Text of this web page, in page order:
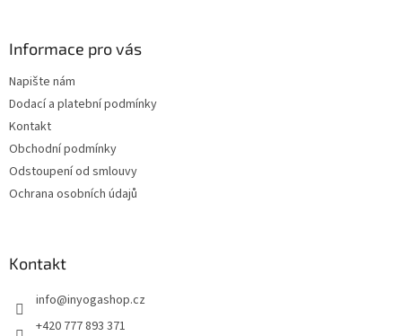
Informace pro vás
Napište nám
Dodací a platební podmínky
Kontakt
Obchodní podmínky
Odstoupení od smlouvy
Ochrana osobních údajů
Kontakt
info@inyogashop.cz
+420 777 893 371